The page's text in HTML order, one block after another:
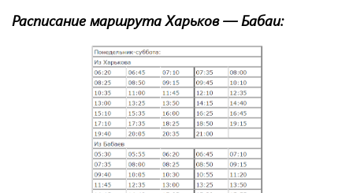
Расписание маршрута Харьков — Бабаи: